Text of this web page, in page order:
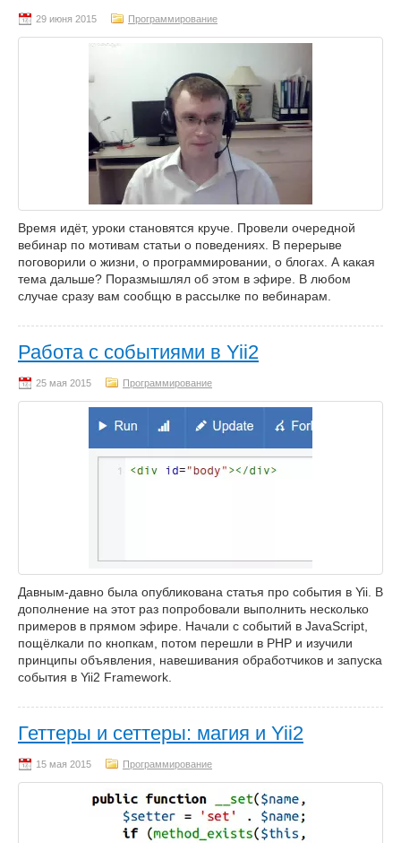
Программирование
Время идёт, уроки становятся круче. Провели очередной
вебинар по мотивам статьи о поведениях. В перерыве
поговорили о жизни, о программировании, о блогах. А какая
тема дальше? Поразмышлял об этом в эфире. В любом
случае сразу вам сообщю в рассылке по вебинарам.
Работа с событиями в Yii2
Программирование
Давным-давно была опубликована статья про события в Yii. В
дополнение на этот раз попробовали выполнить несколько
примеров в прямом эфире. Начали с событий в JavaScript,
пощёлкали по кнопкам, потом перешли в PHP и изучили
принципы объявления, навешивания обработчиков и запуска
события в Yii2 Framework.
Геттеры и сеттеры: магия и Yii2
Программирование